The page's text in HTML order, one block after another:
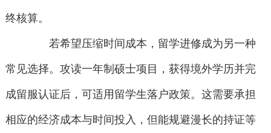
终核算。
若希望压缩时间成本，留学进修成为另一种
常见选择。攻读一年制硕士项目，获得境外学历并完
成留服认证后，可适用留学生落户政策。这需要承担
相应的经济成本与时间投入，但能规避漫长的持证等